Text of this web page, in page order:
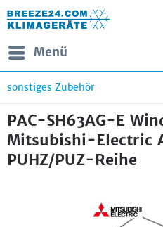
Menü
sonstiges Zubehör
PAC-SH63AG-E
Mitsubishi-Electric
PUHZ/PUZ-Reihe